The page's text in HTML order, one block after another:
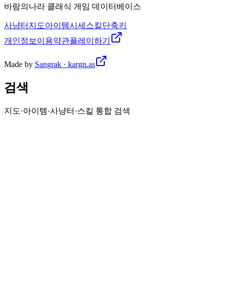
바람의나라 클래식 게임 데이터베이스
사냥터 지도아이템시세 스킬단축키
개인정보 이용약관플레이하기
Made by Sangrak · kargn.as
검색
지도·아이템·사냥터·스킬 통합 검색